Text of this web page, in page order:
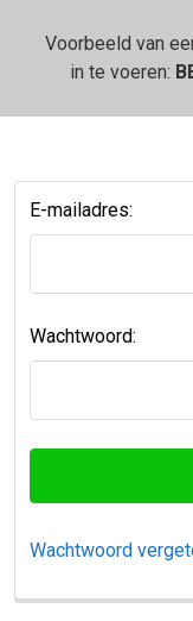
Voorbeeld van
in te voeren:
E-mailadres:
Wachtwoord:
Wachtwoord